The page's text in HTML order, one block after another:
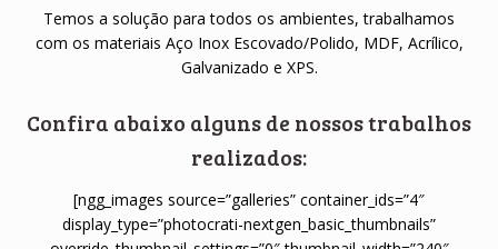
Temos a solução para todos os ambientes, trabalhamos
com os materiais Aço Inox Escovado/Polido, MDF, Acrílico,
Galvanizado e XPS.
Confira abaixo alguns de nossos trabalhos
realizados:
[ngg_images source=”galleries” container_ids=”4″
display_type=”photocrati-nextgen_basic_thumbnails”